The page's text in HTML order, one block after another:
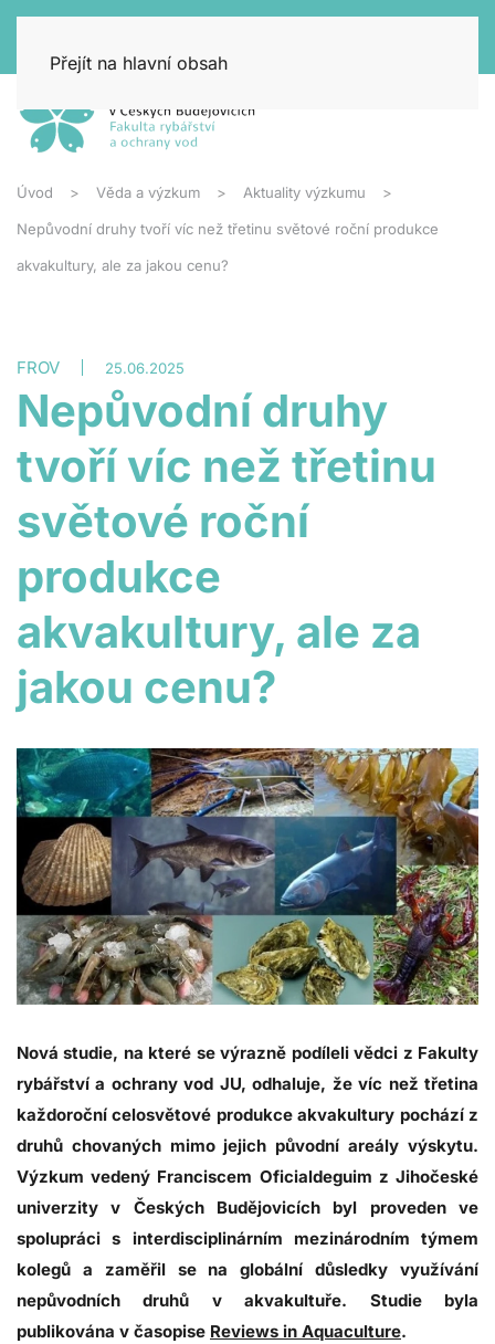
Přejít na hlavní obsah
Úvod Věda a výzkum Aktuality výzkumu
Nepůvodní druhy tvoří víc než třetinu světové roční produkce
akvakultury, ale za jakou cenu?
FROV 25.06.2025
Nepůvodní druhy
tvoří víc než třetinu
světové roční
produkce
akvakultury, ale za
jakou cenu?
Nová studie, na které se výrazně podíleli vědci z Fakulty
rybářství a ochrany vod JU, odhaluje, že víc než třetina
každoroční celosvětové produkce akvakultury pochází z
druhů chovaných mimo jejich původní areály výskytu.
Výzkum vedený Franciscem Oficialdeguim z Jihočeské
univerzity v Českých Budějovicích byl proveden ve
spolupráci s interdisciplinárním mezinárodním týmem
kolegů a zaměřil se na globální důsledky využívání
nepůvodních druhů v akvakultuře. Studie byla
publikována v časopise Reviews in Aquaculture.